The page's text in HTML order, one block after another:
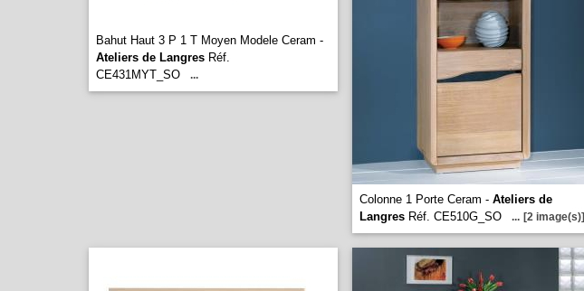
Bahut Haut 3 P 1 T Moyen Modele Ceram -
Ateliers de Langres Réf.
CE431MYT_SO
...
Colonne 1 Porte Ceram - Ateliers de
Langres Réf. CE510G_SO ... [2 image(s)]